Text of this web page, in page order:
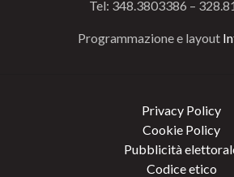
Tel: 348.3803386 –
Programmazione e layout
Privacy Policy
Cookie Policy
Pubblicità
Codice etico